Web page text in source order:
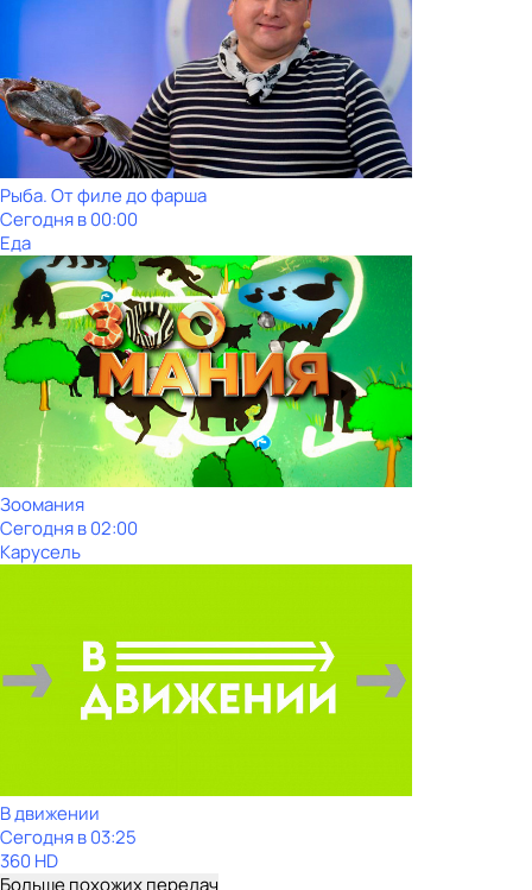
Рыба. От филе до фарша
Сегодня в 00:00
Еда
Зоомания
Сегодня в 02:00
Карусель
В движении
Сегодня в 03:25
360 HD
Больше похожих передач